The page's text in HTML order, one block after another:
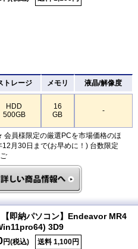
トレージ メモリ 液晶/解像度
HDD
500GB
16
GB
-
様限定の厳選PCを市場価格のほ
月30日まで(お早めに！) 台数限定
【即納パソコン】Endeavor MR4
3D9
円(税込) 送料 1,100円